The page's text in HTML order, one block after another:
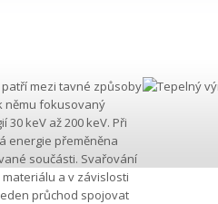
mezi tavné způsoby
němu fokusovaný
keV až 200 keV. Při
energie přeměněna
součásti. Svařování
a v závislosti
průchod spojovat